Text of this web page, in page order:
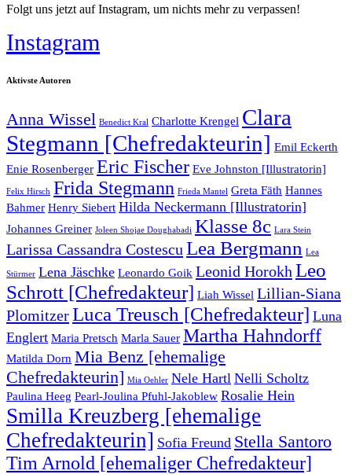
Folgt uns jetzt auf Instagram, um nichts mehr zu verpassen!
Instagram
Aktivste Autoren
Anna Wissel Benedict Kral Charlotte Krengel Clara
Stegmann [Chefredakteurin] Emil Eckerth
Enie Rosenberger Eric Fischer Eve Johnston [Illustratorin]
Felix Hirsch Frida Stegmann Frieda Mantel Greta Fäth Hannes
Bahmer Henry Siebert Hilda Neckermann [Illustratorin]
Johannes Greiner Joleen Shojae Doughabadi Klasse 8c Lara Stein
Larissa Cassandra Costescu Lea Bergmann Lea
Stürmer Lena Jäschke Leonardo Goik Leonid Horokh Leo
Schrott [Chefredakteur] Liah Wissel Lillian-Siana
PlomitzerLuca Treusch [Chefredakteur] Luna
Englert Maria Pretsch Marla Sauer Martha Hahndorff
Matilda Dorn Mia Benz [ehemalige
Chefredakteurin] Mia Oehler Nele Hartl Nelli Scholtz
Paulina Heeg Pearl-Joulina Pfuhl-Jakoblew Rosalie Hein
Smilla Kreuzberg [ehemalige
Chefredakteurin] Sofia Freund Stella Santoro
Tim Arnold [ehemaliger Chefredakteur]